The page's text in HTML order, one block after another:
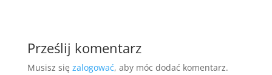
Prześlij komentarz
Musisz się zalogować, aby móc dodać komentarz.